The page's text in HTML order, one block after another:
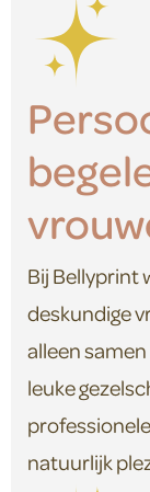
Bij Bellyprint
deskundige
alleen
leuke
natuurlijk